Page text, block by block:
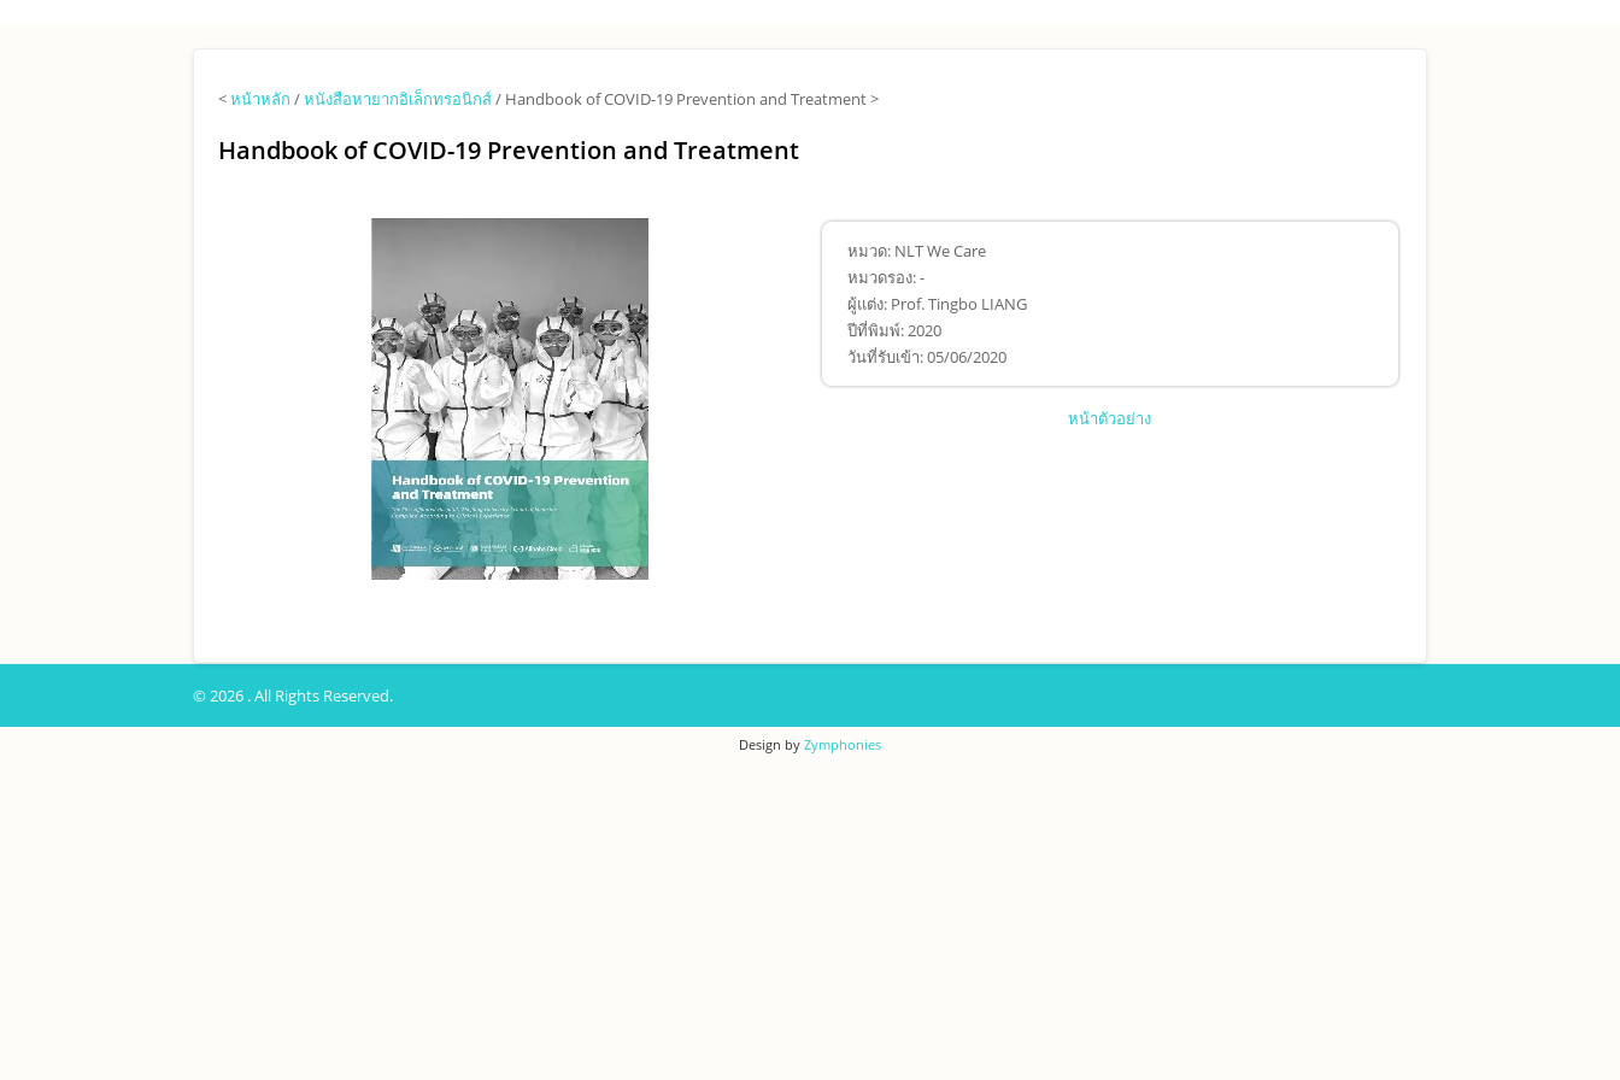
<หน้าหลัก /หนังสือหายากอิเล็กทรอนิกส์/ Handbook of COVID-19 Prevention and Treatment >
Handbook of COVID-19 Prevention and Treatment
หมวด: NLT We Care
หมวดรอง:-
ผู้แต่ง: Prof. Tingbo LIANG
ปีที่พิมพ์:2020
วันที่รับเข้า:05/06/2020
หน้าตัวอย่าง
© 2026 . All Rights Reserved.
Design by Zymphonies